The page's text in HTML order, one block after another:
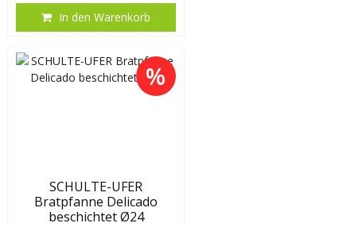
In den Warenkorb
%
SCHULTE-UFER
Bratpfanne Delicado
beschichtet Ø24